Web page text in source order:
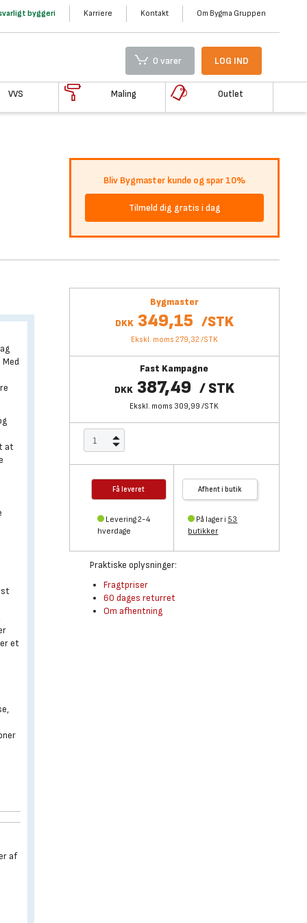
byggeri Karriere Kontakt Om Bygma Gruppen
0 varer LOG IND
VVS Maling Outlet
Bliv Bygmaster kunde og spar 10%
Tilmeld dig gratis i dag
Bygmaster
DKK 349,15 /STK
Ekskl. moms 279,32 /STK
Fast Kampagne
DKK 387,49 /STK
Ekskl. moms 309,99 /STK
Få leveret
Levering 2-4
hverdage
Afhent i butik
På lager i 53
butikker
Praktiske oplysninger:
Fragtpriser
60 dages returret
Om afhentning
at
et
af